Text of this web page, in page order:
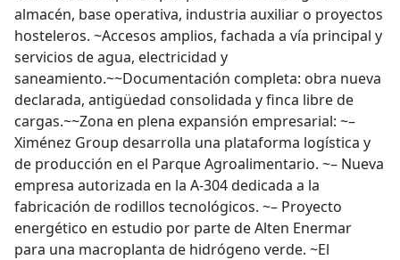
almacén, base operativa, industria auxiliar o proyectos
hosteleros. ~Accesos amplios, fachada a vía principal y
servicios de agua, electricidad y
saneamiento.~~Documentación completa: obra nueva
declarada, antigüedad consolidada y finca libre de
cargas.~~Zona en plena expansión empresarial: ~–
Ximénez Group desarrolla una plataforma logística y
de producción en el Parque Agroalimentario. ~– Nueva
empresa autorizada en la A‑304 dedicada a la
fabricación de rodillos tecnológicos. ~– Proyecto
energético en estudio por parte de Alten Enermar
para una macroplanta de hidrógeno verde. ~El